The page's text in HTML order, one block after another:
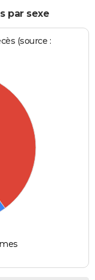
par sexe
(source :